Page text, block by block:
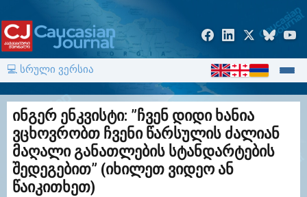
💻 სრული ვერსია
ინგერ ენკვისტი: ”ჩვენ დიდი ხანია
ვცხოვრობთ ჩვენი წარსულის ძალიან
მაღალი განათლების სტანდარტების
შედეგებით” (იხილეთ ვიდეო ან
წაიკითხეთ)